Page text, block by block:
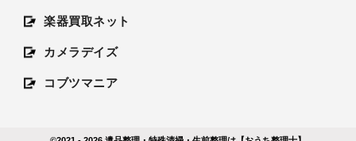
楽器買取ネット
カメラデイズ
コブツマニア